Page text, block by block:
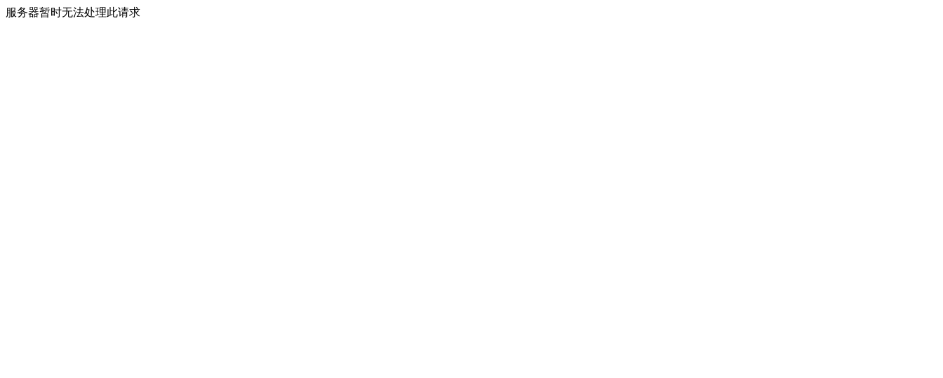
服务器暂时无法处理此请求